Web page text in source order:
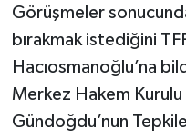
Görüşmeler
bırakmak istediğini
Hacıosmanoğlu’na
Merkez Hakem Kurulu
Gündoğdu’nun